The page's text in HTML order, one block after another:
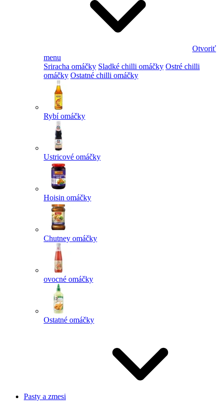
Otvoriť
menu
Sriracha omáčky Sladké chilli omáčky Ostré chilli
omáčky Ostatné chilli omáčky
Rybí omáčky
Ustricové omáčky
Hoisin omáčky
Chutney omáčky
ovocné omáčky
Ostatné omáčky
Pasty a zmesi